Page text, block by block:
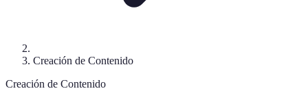
Creación de Contenido
Creación de Contenido